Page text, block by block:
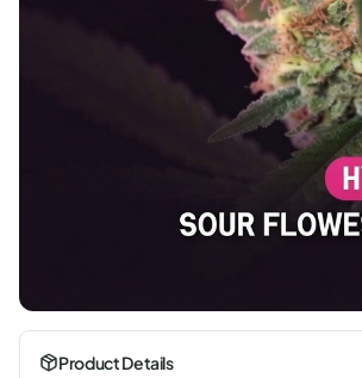
Product Details